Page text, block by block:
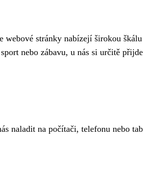
webové stránky nabízejí širokou škálu
nebo zábavu, u nás si určitě
naladit na počítači, telefonu nebo